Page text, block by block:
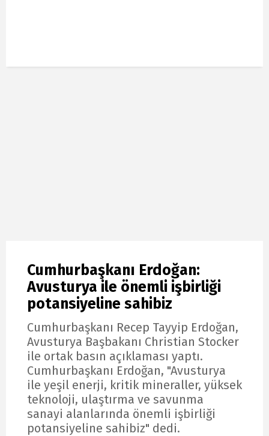
Cumhurbaşkanı Erdoğan:
Avusturya ile önemli işbirliği
potansiyeline sahibiz
Cumhurbaşkanı Recep Tayyip Erdoğan,
Avusturya Başbakanı Christian Stocker
ile ortak basın açıklaması yaptı.
Cumhurbaşkanı Erdoğan, "Avusturya
ile yeşil enerji, kritik mineraller, yüksek
teknoloji, ulaştırma ve savunma
sanayi alanlarında önemli işbirliği
potansiyeline sahibiz" dedi.